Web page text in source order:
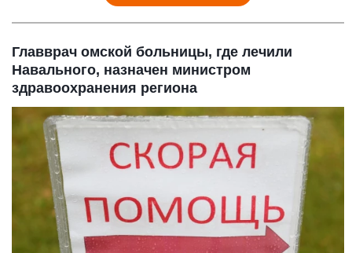
Главврач омской больницы, где лечили
Навального, назначен министром
здравоохранения региона